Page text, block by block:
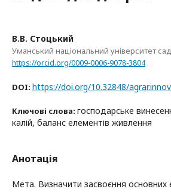
В.В. Стоцький
Уманський національний університет
https://orcid.org/0009-0006-9078-3804
DOI: https://doi.org/10.32848/
Ключові слова: господарське
калій, баланс елементів живлення
Анотація
Мета. Визначити засвоєння основних